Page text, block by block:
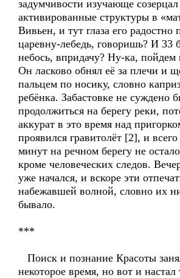
задумчивости изучающе
активированные структуры в
Вивьен, и тут глаза его радостно
царевну-лебедь, говоришь? И 33
небось, впридачу? Ну-ка, пойдем
Он ласково обнял её за плечи и
пальцем по носику, словно
ребёнка. Забастовке не суждено
продолжиться на берегу реки,
аккурат в это время над
проявился гравитолёт [2], и всего
минут на речном берегу не
кроме человеческих следов.
уже начался, и вскоре эти
набежавшей волной, словно их
бывало.
***
Поиск и познание Красоты
некоторое время, но вот и настал